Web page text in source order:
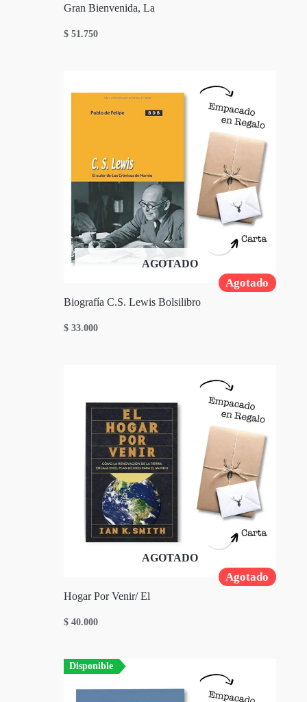
Gran Bienvenida, La
$ 51.750
Agotado
AGOTADO
Biografía C.S. Lewis Bolsilibro
$ 33.000
Agotado
AGOTADO
Hogar Por Venir/ El
$ 40.000
Disponible